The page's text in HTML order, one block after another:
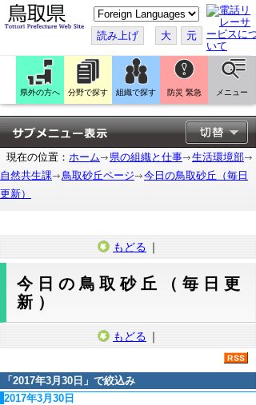
こ
の
ペ
ー
ジ
翻
訳
す
る
読み上げ 大 元
県外の方へ 分野で探す 組織で探す 防災 緊急 メニュー
現在の位置： ホーム 県の組織と仕事
生活環境部
自然共生課
鳥取砂丘ページ
今日の鳥取砂丘（毎日
更新）
もどる ｜
今日の鳥取砂丘（毎日更
新）
もどる ｜
「 2017年3月30日 」で絞込み
2017年3月30日